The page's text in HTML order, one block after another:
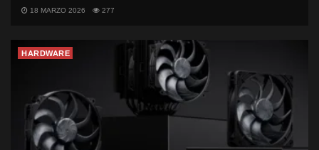
18 MARZO 2026 277
HARDWARE